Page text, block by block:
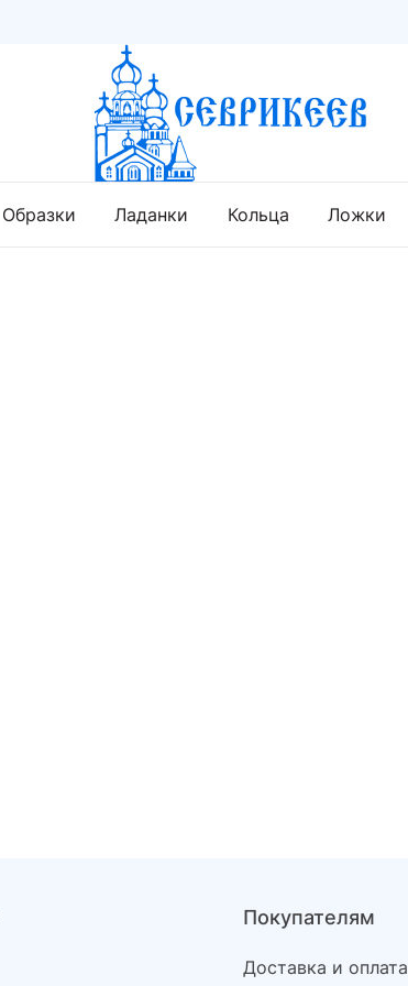
Образки Ладанки Кольца Ложки
Покупателям
Доставка и оплата